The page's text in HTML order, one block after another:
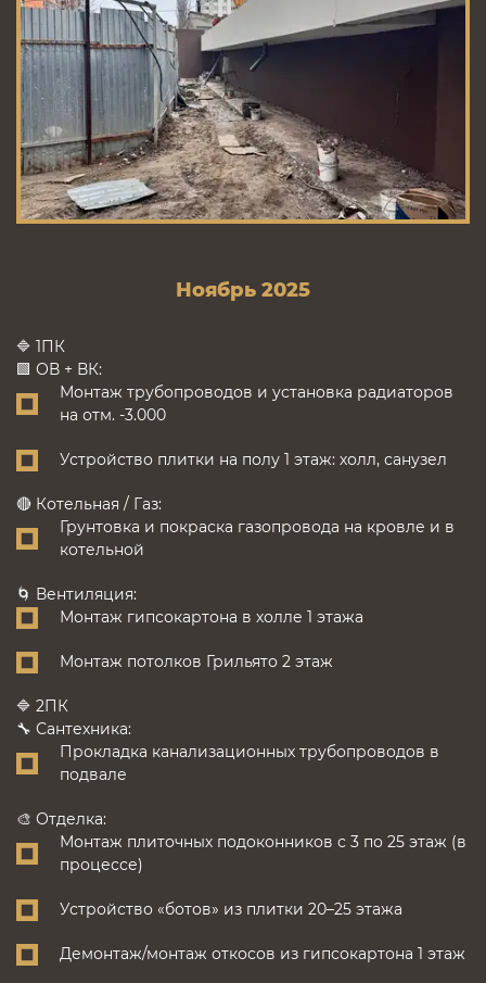
Ноябрь 2025
🔷 1ПК
🟩 ОВ + ВК:
Монтаж трубопроводов и установка радиаторов
на отм. -3.000
Устройство плитки на полу 1 этаж: холл, санузел
🔴 Котельная / Газ:
Грунтовка и покраска газопровода на кровле и в
котельной
🌀 Вентиляция:
Монтаж гипсокартона в холле 1 этажа
Монтаж потолков Грильято 2 этаж
🔷 2ПК
🔧 Сантехника:
Прокладка канализационных трубопроводов в
подвале
🎨 Отделка:
Монтаж плиточных подоконников с 3 по 25 этаж (в
процессе)
Устройство «ботов» из плитки 20–25 этажа
Демонтаж/монтаж откосов из гипсокартона 1 этаж